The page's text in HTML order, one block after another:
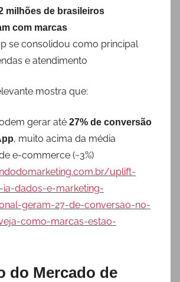
milhões de brasileiros
com marcas
se consolidou como principal
e atendimento
mostra que:
gerar até 27% de conversão
, muito acima da média
e-commerce (~3%)
uplift-
ia-dados-e-marketing-
geram-27-de-conversao-no-
como-marcas-estao-
do Mercado de